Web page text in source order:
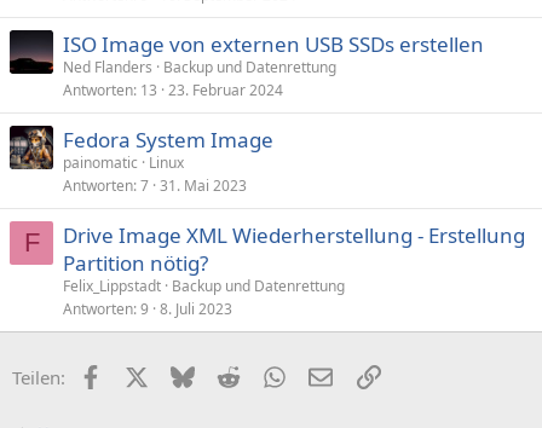
ISO Image von externen USB SSDs erstellen
Ned Flanders
Backup und Datenrettung
Antworten 13 23. Februar 2024
Fedora System Image
painomatic
Linux
Antworten 7 31. Mai 2023
F
Drive Image XML Wiederherstellung - Erstellung
Partition nötig?
Felix_Lippstadt Backup und Datenrettung
Antworten 9 8. Juli 2023
Teilen: FacebookX (Twitter)
BlueskyRedditWhatsApp
E-MailLink